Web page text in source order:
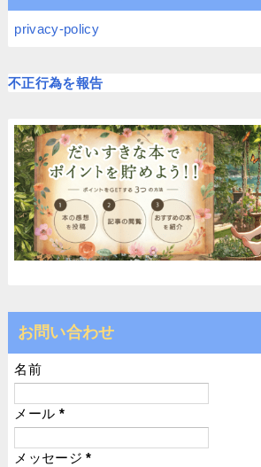
privacy-policy
不正行為を報告
お問い合わせ
名前
メール *
メッセージ*